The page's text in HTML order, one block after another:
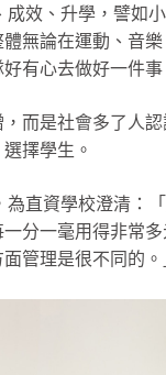
效、升學，譬如
無論在運動、音
有心去做好一件
而是社會多了人
擇學生。
直資學校澄清：
分一毫用得非常
管理是很不同的。